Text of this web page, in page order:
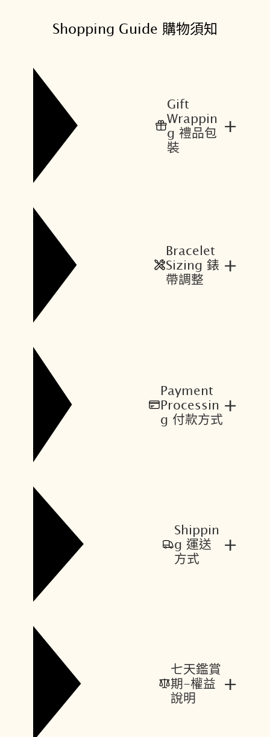
：
：
3
Shopping Guide 購物須知
Gift
Wrappin
g 禮品包
裝
+
Bracelet
Sizing 錶
帶調整
+
Payment
Processin
g 付款方式
+
Shippin
g 運送
方式
+
七天鑑賞
期-權益
說明
+